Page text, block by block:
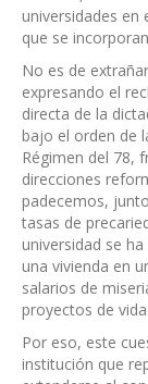
universidades en
que se
No es de
expresando el
directa de la
bajo el orden de
Régimen del 78,
direcciones
padecemos,
tasas de
universidad se
una vivienda en
salarios de
proyectos de vida.
Por eso, este
institución que